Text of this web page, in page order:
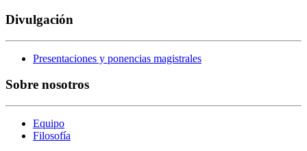
Divulgación
Presentaciones y ponencias magistrales
Sobre nosotros
Equipo
Filosofía